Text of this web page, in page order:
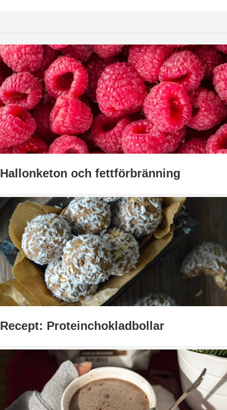
Hallonketon och fettförbränning
Recept: Proteinchokladbollar